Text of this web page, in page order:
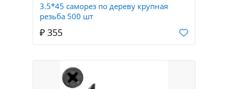
3.5*45 саморез по дереву крупная
резьба 500 шт
₽ 355